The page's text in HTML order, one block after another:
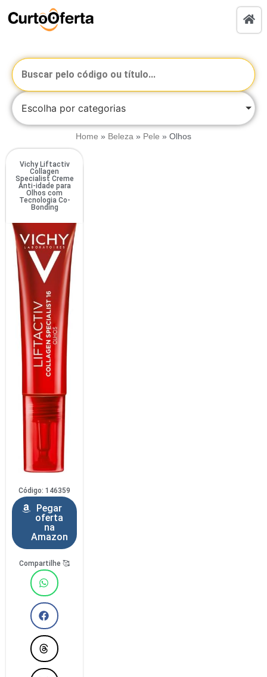
Escolha por categorias
Home » Beleza » Pele » Olhos
Vichy Liftactiv
Collagen
Specialist Creme
Anti-idade para
Olhos com
Tecnologia Co-
Bonding
Código: 146359
Pegar
oferta
na
Amazon
Compartilhe 🥰